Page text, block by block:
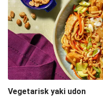
Vegetarisk yaki udon